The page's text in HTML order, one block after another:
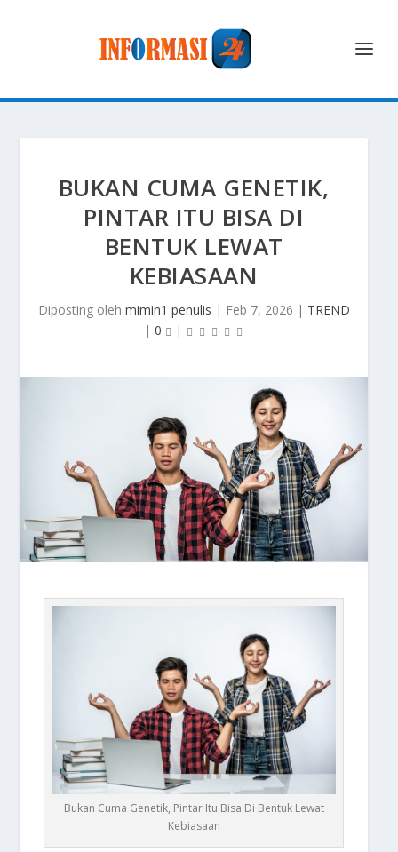
BUKAN CUMA GENETIK,
PINTAR ITU BISA DI
BENTUK LEWAT
KEBIASAAN
Diposting oleh mimin1 penulis | Feb 7, 2026 | TREND
| 0 |
Bukan Cuma Genetik, Pintar Itu Bisa Di Bentuk Lewat
Kebiasaan